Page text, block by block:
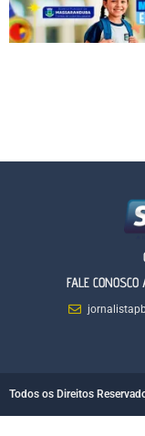
FALE
Todos os Direitos